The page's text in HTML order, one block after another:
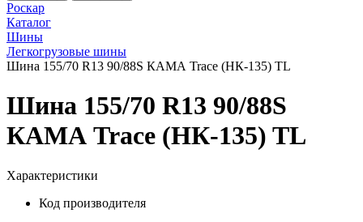
Роскар
Каталог
Шины
Легкогрузовые шины
Шина 155/70 R13 90/88S КАМА Trace (НК-135) TL
Шина 155/70 R13 90/88S
КАМА Trace (НК-135) TL
Характеристики
Код производителя